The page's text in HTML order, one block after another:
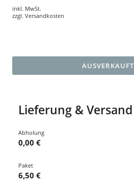
inkl. MwSt.
zzgl. Versandkosten
AUSVERKAUFT
Lieferung & Versand
Abholung
0,00 €
Paket
6,50 €